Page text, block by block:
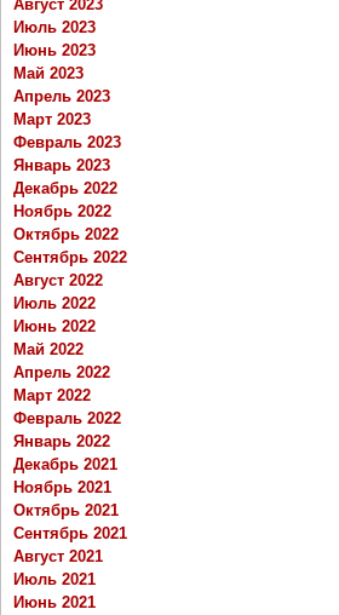
Август 2023
Июль 2023
Июнь 2023
Май 2023
Апрель 2023
Март 2023
Февраль 2023
Январь 2023
Декабрь 2022
Ноябрь 2022
Октябрь 2022
Сентябрь 2022
Август 2022
Июль 2022
Июнь 2022
Май 2022
Апрель 2022
Март 2022
Февраль 2022
Январь 2022
Декабрь 2021
Ноябрь 2021
Октябрь 2021
Сентябрь 2021
Август 2021
Июль 2021
Июнь 2021